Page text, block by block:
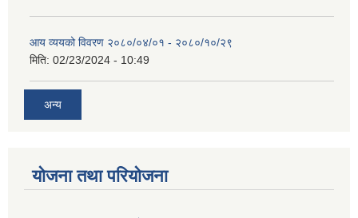
आय व्ययको विवरण २०८०/०४/०१ - २०८०/१०/२९
मिति: 02/23/2024 - 10:49
अन्य
योजना तथा परियोजना